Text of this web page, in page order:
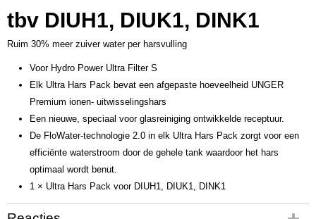
tbv DIUH1, DIUK1, DINK1
Ruim 30% meer zuiver water per harsvulling
Voor Hydro Power Ultra Filter S
Elk Ultra Hars Pack bevat een afgepaste hoeveelheid UNGER
Premium ionen- uitwisselingshars
Een nieuwe, speciaal voor glasreiniging ontwikkelde receptuur.
De FloWater-technologie 2.0 in elk Ultra Hars Pack zorgt voor een
efficiënte waterstroom door de gehele tank waardoor het hars
optimaal wordt benut.
1 × Ultra Hars Pack voor DIUH1, DIUK1, DINK1